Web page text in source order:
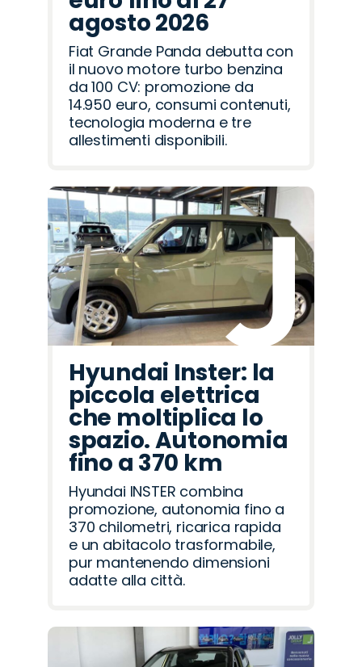
agosto 2026
Fiat Grande Panda debutta con
il nuovo motore turbo benzina
da 100 CV: promozione da
14.950 euro, consumi contenuti,
tecnologia moderna e tre
allestimenti disponibili.
Hyundai Inster: la
piccola elettrica
che moltiplica lo
spazio. Autonomia
fino a 370 km
Hyundai INSTER combina
promozione, autonomia fino a
370 chilometri, ricarica rapida
e un abitacolo trasformabile,
pur mantenendo dimensioni
adatte alla città.